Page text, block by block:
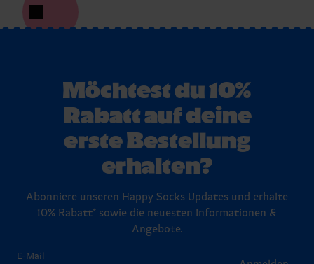
Möchtest du 10%
Rabatt auf deine
erste Bestellung
erhalten?
Abonniere unseren Happy Socks Updates und erhalte
10% Rabatt* sowie die neuesten Informationen &
Angebote.
E-Mail